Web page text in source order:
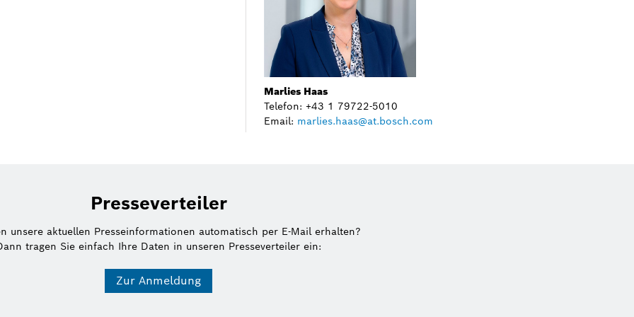
Marlies Haas
Telefon: +43 1 79722-5010
Email: marlies.haas@at.bosch.com
Presseverteiler
unsere aktuellen Presseinformationen automatisch per E-Mail erhalten?
tragen Sie einfach Ihre Daten in unseren Presseverteiler ein:
Zur Anmeldung